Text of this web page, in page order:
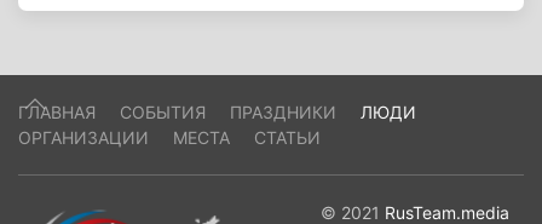
ГЛАВНАЯ СОБЫТИЯ ПРАЗДНИКИ
ЛЮДИ
ОРГАНИЗАЦИИ
МЕСТА СТАТЬИ
© 2021 RusTeam.media